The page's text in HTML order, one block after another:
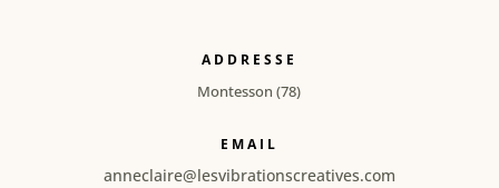
ADDRESSE
Montesson (78)
EMAIL
anneclaire@lesvibrationscreatives.com